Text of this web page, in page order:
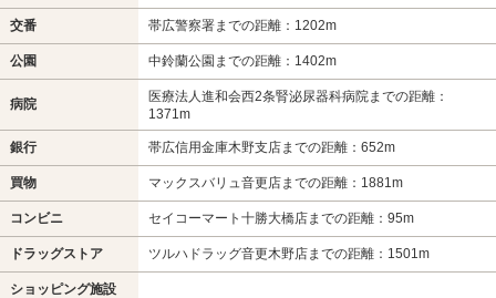
交番 帯広警察署までの距離：1202m
公園 中鈴蘭公園までの距離：1402m
病院
医療法人進和会西2条腎泌尿器科病院までの距離：
1371m
銀行 帯広信用金庫木野支店までの距離：652m
買物 マックスバリュ音更店までの距離：1881m
コンビニ セイコーマート十勝大橋店までの距離：95m
ドラッグストア ツルハドラッグ音更木野店までの距離：1501m
ショッピング施設